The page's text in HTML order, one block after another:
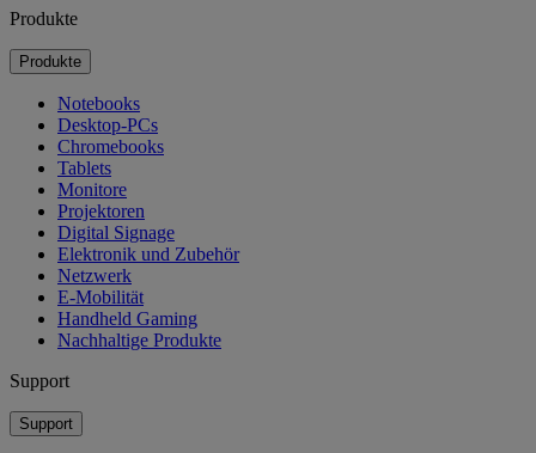
Produkte
Produkte
Notebooks
Desktop-PCs
Chromebooks
Tablets
Monitore
Projektoren
Digital Signage
Elektronik und Zubehör
Netzwerk
E-Mobilität
Handheld Gaming
Nachhaltige Produkte
Support
Support